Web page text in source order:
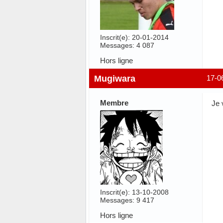
Inscrit(e): 20-01-2014
Messages: 4 087
Hors ligne
17-
Mugiwara
Membre
Inscrit(e): 13-10-2008
Messages: 9 417
Je
Hors ligne